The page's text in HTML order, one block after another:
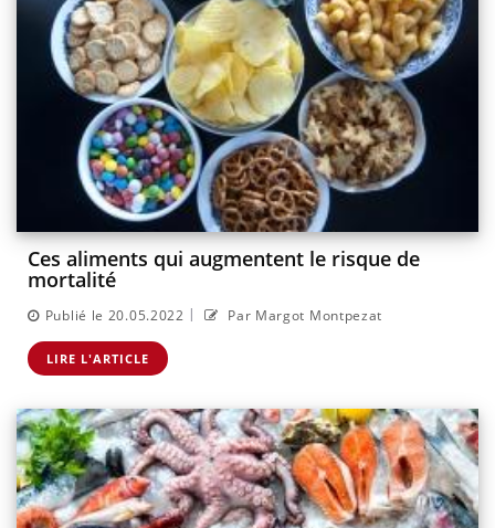
Ces aliments qui augmentent le risque de
mortalité
Publié le 20.05.2022 | Par Margot Montpezat
LIRE L'ARTICLE